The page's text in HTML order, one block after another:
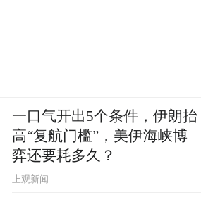
一口气开出5个条件，伊朗抬
高“复航门槛”，美伊海峡博
弈还要耗多久？
上观新闻